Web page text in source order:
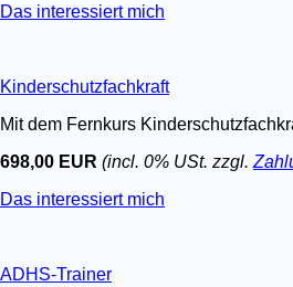
Das interessiert mich
Kinderschutzfachkraft
Mit dem Fernkurs
698,00 EUR (incl. 0% USt. zzgl.
Das interessiert mich
ADHS-Trainer